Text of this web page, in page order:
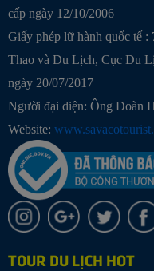
cấp ngày 12/10/2006
Giấy phép lữ hành quốc tế
Thao và Du Lịch, Cục Du
ngày 20/07/2017
Người đại diện: Ông Đoàn
Website:
TOUR DU LỊCH HOT